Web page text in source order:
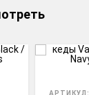
АРТИКУЛ: